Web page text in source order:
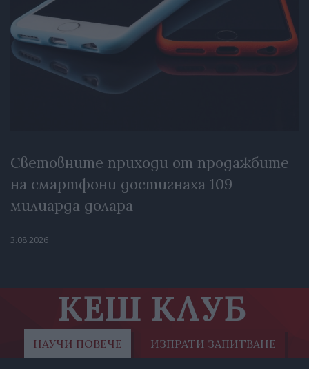
Световните приходи от продажбите
на смартфони достигнаха 109
милиарда долара
3.08.2026
КЕШ КЛУБ
НАУЧИ ПОВЕЧЕ ИЗПРАТИ ЗАПИТВАНЕ